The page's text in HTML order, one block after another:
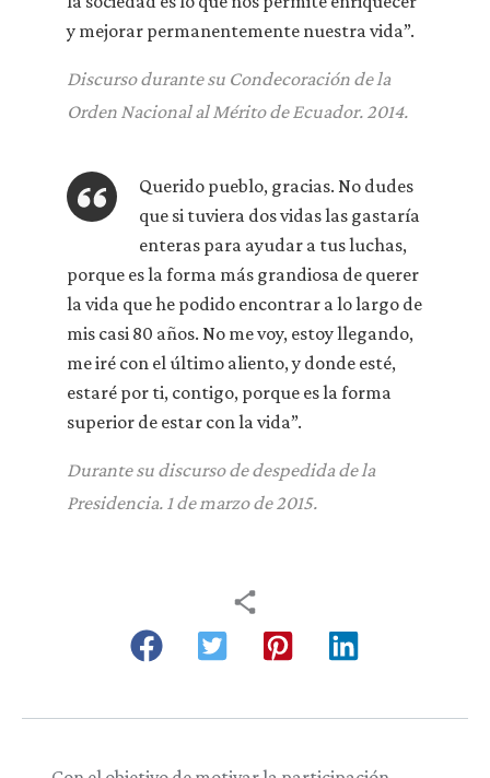
y mejorar permanentemente nuestra vida”.
Discurso durante su Condecoración de la
Orden Nacional al Mérito de Ecuador. 2014.
Querido pueblo, gracias. No dudes
que si tuviera dos vidas las gastaría
enteras para ayudar a tus luchas,
porque es la forma más grandiosa de querer
la vida que he podido encontrar a lo largo de
mis casi 80 años. No me voy, estoy llegando,
me iré con el último aliento, y donde esté,
estaré por ti, contigo, porque es la forma
superior de estar con la vida”.
Durante su discurso de despedida de la
Presidencia. 1 de marzo de 2015.